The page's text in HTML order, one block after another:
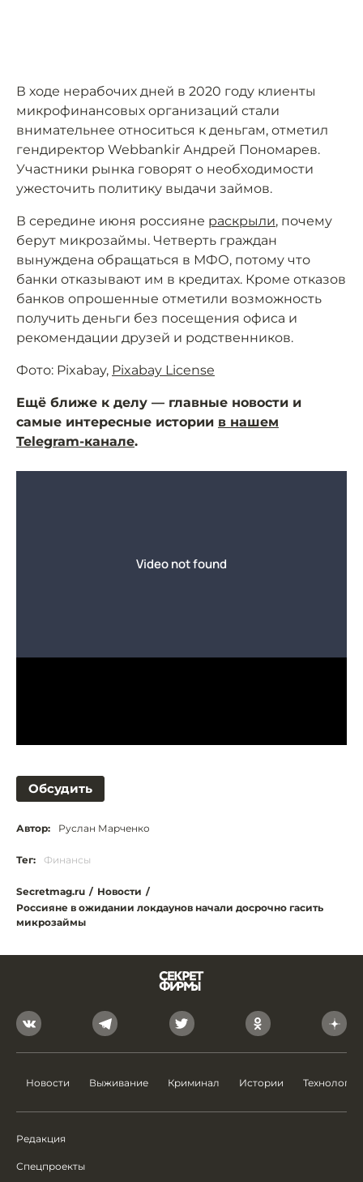
В ходе нерабочих дней в 2020 году клиенты
микрофинансовых организаций стали
внимательнее относиться к деньгам, отметил
гендиректор Webbankir Андрей Пономарев.
Участники рынка говорят о необходимости
ужесточить политику выдачи займов.
В середине июня россияне раскрыли, почему
берут микрозаймы. Четверть граждан
вынуждена обращаться в МФО, потому что
банки отказывают им в кредитах. Кроме отказов
банков опрошенные отметили возможность
получить деньги без посещения офиса и
рекомендации друзей и родственников.
Фото: Pixabay, Pixabay License
Ещё ближе к делу — главные новости и
самые интересные истории в нашем
Telegram-канале.
Обсудить
Автор: Руслан Марченко
Тег: Финансы
Secretmag.ru / Новости /
Россияне в ожидании локдаунов начали досрочно гасить
микрозаймы
Новости Выживание Криминал Истории Технологии
Редакция
Спецпроекты